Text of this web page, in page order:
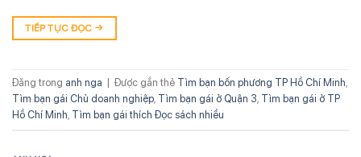
TIẾP TỤC ĐỌC →
Đăng trong anh nga Được gắn thẻ Tìm bạn bốn phương TP Hồ Chí Minh
Tìm bạn gái Chủ doanh nghiệp Tìm bạn gái ở Quận 3 Tìm bạn gái ở TP
Hồ Chí Minh Tìm bạn gái thích Đọc sách nhiều